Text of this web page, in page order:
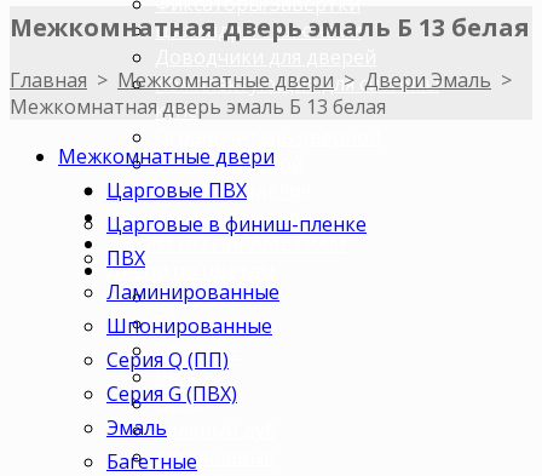
Цилиндры с ключами
Комплектующие для системы
купе
Упор торцевой
Погонажные изделия
Строительные двери
ДВЕРИ ПО ПАРАМЕТРАМ
Двери по цветам
Светлые
Темные
Бежевые
Венге
Орех
Беленый дуб
Коричневые
Межкомнатная дверь эмаль Б 13 белая
Главная > Межкомнатные двери > Двери Эмаль >
Межкомнатная дверь эмаль Б 13 белая
Межкомнатные двери
Царговые ПВХ
Царговые в финиш-пленке
ПВХ
Ламинированные
Шпонированные
Серия Q (ПП)
Серия G (ПВХ)
Эмаль
Багетные